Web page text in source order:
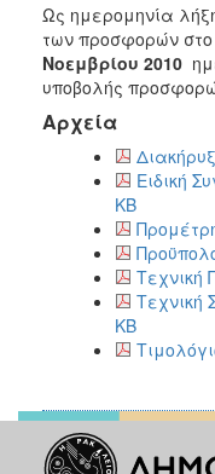
ΤΟΠΟΣ
ΠΟΛΙΤΙΣΜΟΣ
ΑΝΘΕΚΤΙΚΗ
Ως ημερομηνία
των προσφορών στο
Νοεμβρίου 2010
υποβολής
Αρχεία
Ειδική
KB
Τεχνική
Τεχνική
KB